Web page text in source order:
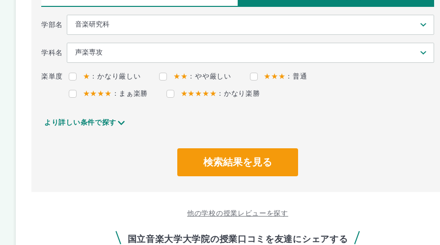
学部名
学科名
楽単度 ★ ：かなり厳しい ★★ ：やや厳しい ★★★ ：普通
★★★★ ：まぁ楽勝 ★★★★★ ：かなり楽勝
より詳しい条件で探す
検索結果を見る
他の学校の授業レビューを探す
国立音楽大学大学院の授業口コミを友達にシェアする